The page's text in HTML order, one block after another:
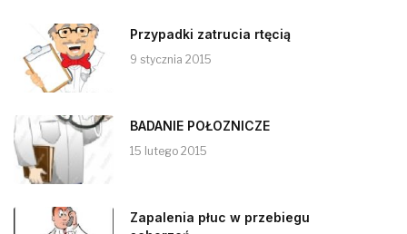
Przypadki zatrucia rtęcią
9 stycznia 2015
BADANIE POŁOZNICZE
15 lutego 2015
Zapalenia płuc w przebiegu